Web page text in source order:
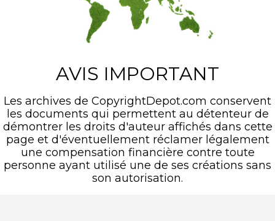
AVIS IMPORTANT
Les archives de CopyrightDepot.com conservent
les documents qui permettent au détenteur de
démontrer les droits d'auteur affichés dans cette
page et d'éventuellement réclamer légalement
une compensation financière contre toute
personne ayant utilisé une de ses créations sans
son autorisation.